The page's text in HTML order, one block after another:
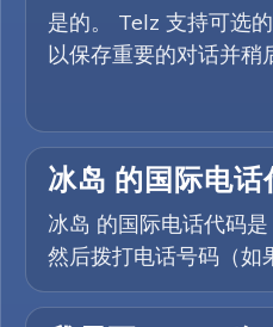
是的。 Telz 支持可选
以保存重要的对话并稍
冰岛 的国际电话
冰岛 的国际电话代码
然后拨打电话号码（如